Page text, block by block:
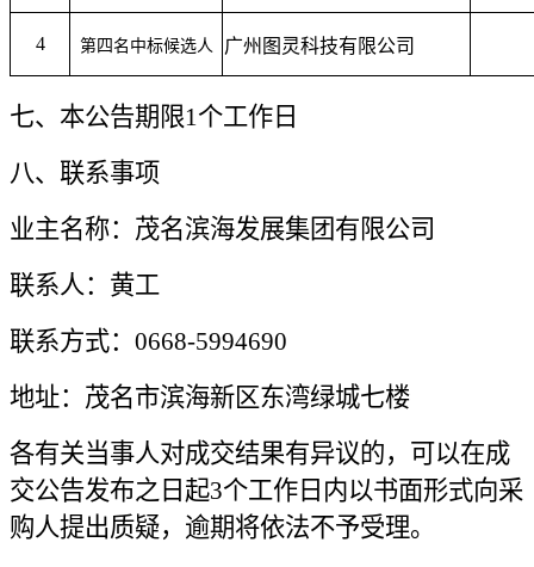
4 第 四 名中标候选人 广州图灵科技有限公司
七、本公告期限1个工作日
八、联系事项
业主名称：茂名滨海发展集团有限公司
联系人： 黄工
联系方式： 0668-5994690
地址：茂名市滨海新区东湾绿城七楼
各有关当事人对成交结果有异议的，可以在成
交公告发布之日起3个工作日内以书面形式向采
购人提出质疑，逾期将依法不予受理。